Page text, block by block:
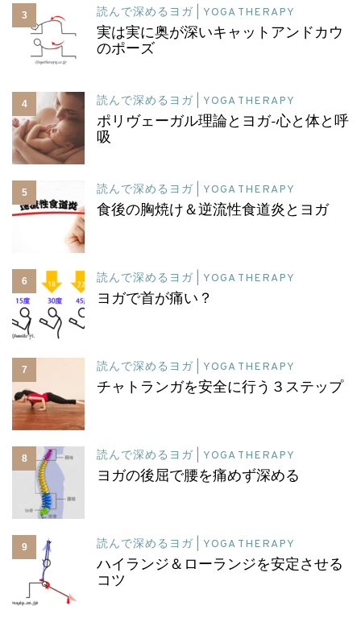
3 読んで深めるヨガ | YOGA THERAPY
実は実に奥が深いキャットアンドカウ
のポーズ
4 読んで深めるヨガ | YOGA THERAPY
ポリヴェーガル理論とヨガ-心と体と呼
吸
5 読んで深めるヨガ | YOGA THERAPY
食後の胸焼け＆逆流性食道炎とヨガ
6 読んで深めるヨガ | YOGA THERAPY
ヨガで首が痛い？
7 読んで深めるヨガ | YOGA THERAPY
チャトランガを安全に行う３ステップ
8 読んで深めるヨガ | YOGA THERAPY
ヨガの後屈で腰を痛めず深める
9 読んで深めるヨガ | YOGA THERAPY
ハイランジ＆ローランジを安定させる
コツ